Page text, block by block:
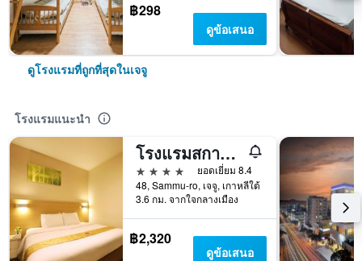
฿298
ดูข้อเสนอ
ดูโรงแรมที่ถูกที่สุดในเจจู
โรงแรมแนะนำ
โรงแรมสกายพาร์ค เชจู 1
4 ดาว
ยอดเยี่ยม 8.4
48, Sammu-ro, เจจู, เกาหลีใต้
3.6 กม. จากใจกลางเมือง
฿2,320
ดูข้อเสนอ